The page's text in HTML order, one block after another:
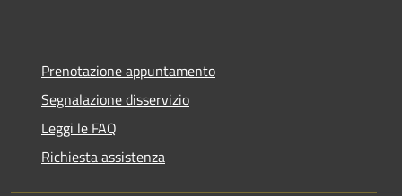
Prenotazione appuntamento
Segnalazione disservizio
Leggi le FAQ
Richiesta assistenza